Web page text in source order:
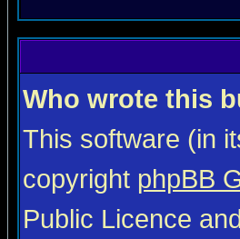
Who wrote this
This software (in
copyright phpBB
Public Licence